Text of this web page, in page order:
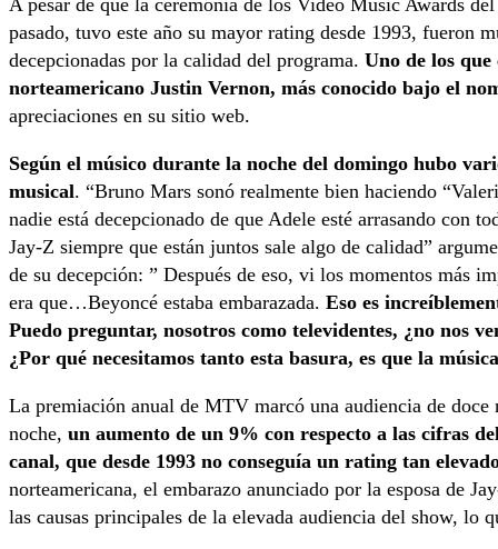
A pesar de que la ceremonia de los Video Music Awards
pasado, tuvo este año su mayor rating desde 1993, fueron
decepcionadas por la calidad del programa. Uno de los
norteamericano Justin Vernon, más conocido bajo el
apreciaciones en su sitio web.
Según el músico durante la noche del domingo hubo
musical. “Bruno Mars sonó realmente bien haciendo
nadie está decepcionado de que Adele esté arrasando con
Jay-Z siempre que están juntos sale algo de calidad”
de su decepción: ” Después de eso, vi los momentos más
era que…Beyoncé estaba embarazada. Eso es
Puedo preguntar, nosotros como televidentes, ¿no nos
¿Por qué necesitamos tanto esta basura, es que la
La premiación anual de MTV marcó una audiencia de
noche, un aumento de un 9% con respecto a las cifras
canal, que desde 1993 no conseguía un rating tan
norteamericana, el embarazo anunciado por la esposa de
las causas principales de la elevada audiencia del show, lo